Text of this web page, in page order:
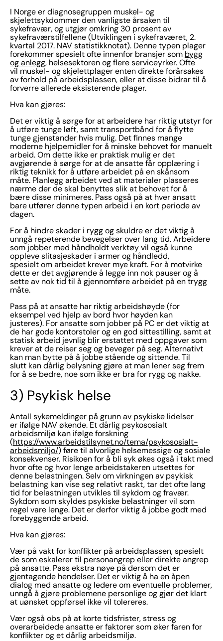
I Norge er diagnosegruppen muskel- og
skjelettsykdommer den vanligste årsaken til
sykefravær, og utgjør omkring 30 prosent av
sykefraværstilfellene (Utviklingen i sykefraværet, 2.
kvartal 2017. NAV statistikknotat). Denne typen plager
forekommer spesielt ofte innenfor bransjer som bygg
og anlegg, helsesektoren og flere serviceyrker. Ofte
vil muskel- og skjelettplager enten direkte forårsakes
av forhold på arbeidsplassen, eller at disse bidrar til å
forverre allerede eksisterende plager.
Hva kan gjøres:
Det er viktig å sørge for at arbeidere har riktig utstyr for
å utføre tunge løft, samt transportbånd for å flytte
tunge gjenstander hvis mulig. Det finnes mange
moderne hjelpemidler for å minske behovet for manuelt
arbeid. Om dette ikke er praktisk mulig er det
avgjørende å sørge for at de ansatte får opplæring i
riktig teknikk for å utføre arbeidet på en skånsom
måte. Planlegg arbeidet ved at materialer plasseres
nærme der de skal benyttes slik at behovet for å
bære disse minimeres. Pass også på at hver ansatt
bare utfører denne typen arbeid i en kort periode av
dagen.
For å hindre skader i rygg og skuldre er det viktig å
unngå repeterende bevegelser over lang tid. Arbeidere
som jobber med håndholdt verktøy vil også kunne
oppleve slitasjeskader i armer og håndledd,
spesielt om arbeidet krever mye kraft. For å motvirke
dette er det avgjørende å legge inn nok pauser og å
sette av nok tid til å gjennomføre arbeidet på en trygg
måte.
Pass på at ansatte har riktig arbeidshøyde (for
eksempel ved hjelp av bord hvor høyden kan
justeres). For ansatte som jobber på PC er det viktig at
de har gode kontorstoler og en god sittestilling, samt at
statisk arbeid jevnlig blir erstattet med oppgaver som
krever at de reiser seg og beveger på seg. Alternativt
kan man bytte på å jobbe stående og sittende. Til
slutt kan dårlig belysning gjøre at man lener seg frem
for å se bedre, noe som ikke er bra for rygg og nakke.
3) Psykisk helse
Antall sykemeldinger på grunn av psykiske lidelser
er ifølge NAV økende. Et dårlig psykososialt
arbeidsmiljø kan ifølge forskning
(https://www.arbeidstilsynet.no/tema/psykososialt-
arbeidsmiljo/) føre til alvorlige helsemessige og sosiale
konsekvenser. Risikoen for å bli syk økes også i takt med
hvor ofte og hvor lenge arbeidstakeren utsettes for
denne belastningen. Selv om virkningen av psykisk
belastning kan vise seg relativt raskt, tar det ofte lang
tid for belastningen utvikles til sykdom og fravær.
Sykdom som skyldes psykiske belastninger vil som
regel vare lenge. Det er derfor viktig å jobbe godt med
forebyggende arbeid.
Hva kan gjøres:
Vær på vakt for konflikter på arbeidsplassen, spesielt
de som eskalerer til personangrep eller direkte angrep
på ansatte. Pass ekstra nøye på dersom det er
gjentagende hendelser. Det er viktig å ha en åpen
dialog med ansatte og ledere om eventuelle problemer,
unngå å gjøre problemene personlige og gjør det klart
at uønsket oppførsel ikke vil tolereres.
Vær også obs på at korte tidsfrister, stress og
overarbeidede ansatte er faktorer som øker faren for
konflikter og et dårlig arbeidsmiljø.